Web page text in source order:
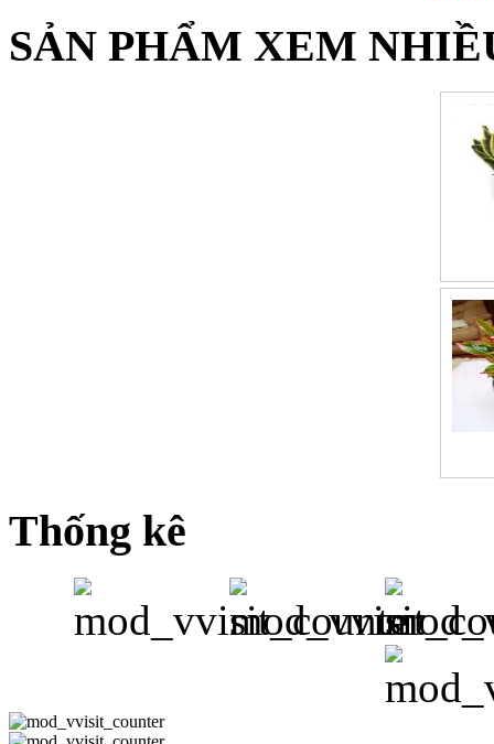
SẢN PHẨM XEM
Thống kê